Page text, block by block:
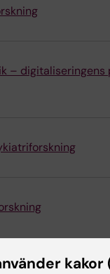
–
kakor